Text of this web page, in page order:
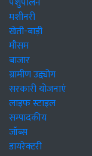
मशीनरी
खेती-बाड़ी
मौसम
बाजार
ग्रामीण उद्द्योग
सरकारी योजनाएं
लाइफ स्टाइल
सम्पादकीय
जॉब्स
डायरेक्टरी